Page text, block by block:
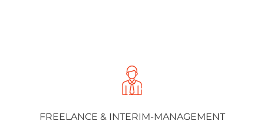
FREELANCE & INTERIM-MANAGEMENT